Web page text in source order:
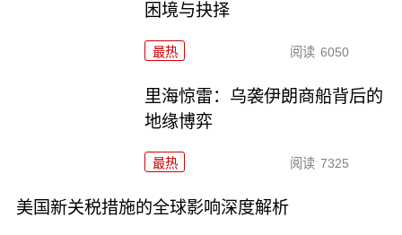
困境与抉择
最热 阅读 6050
里海惊雷：乌袭伊朗商船背后的
地缘博弈
最热 阅读 7325
美国新关税措施的全球影响深度解析